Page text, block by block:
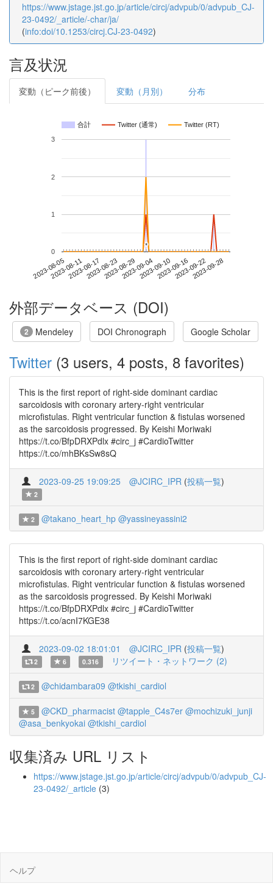
https://www.jstage.jst.go.jp/article/circj/advpub/0/advpub_CJ-
23-0492/_article/-char/ja/
(info:doi/10.1253/circj.CJ-23-0492)
言及状況
変動（ピーク前後） 変動（月別） 分布
合計 Twitter (通常) Twitter (RT)
2023-08-052023-08-112023-08-172023-08-232023-08-292023-09-042023-09-102023-09-162023-09-222023-09-28
0
1
2
3
*
*
外部データベース (DOI)
2 Mendeley DOI Chronograph Google Scholar
Twitter (3 users, 4 posts, 8 favorites)
This is the first report of right-side dominant cardiac
sarcoidosis with coronary artery-right ventricular
microfistulas. Right ventricular function & fistulas worsened
as the sarcoidosis progressed. By Keishi Moriwaki
https://t.co/BfpDRXPdlx #circ_j #CardioTwitter
https://t.co/mhBKsSw8sQ
2023-09-25 19:09:25 @JCIRC_IPR (投稿一覧)
2
2 @takano_heart_hp @yassineyassini2
This is the first report of right-side dominant cardiac
sarcoidosis with coronary artery-right ventricular
microfistulas. Right ventricular function & fistulas worsened
as the sarcoidosis progressed. By Keishi Moriwaki
https://t.co/BfpDRXPdlx #circ_j #CardioTwitter
https://t.co/acnI7KGE38
2023-09-02 18:01:01 @JCIRC_IPR (投稿一覧)
2 6 0.316 リツイート・ネットワーク (2)
2 @chidambara09 @tkishi_cardiol
5 @CKD_pharmacist @tapple_C4s7er @mochizuki_junji
@asa_benkyokai @tkishi_cardiol
収集済み URL リスト
https://www.jstage.jst.go.jp/article/circj/advpub/0/advpub_CJ-
23-0492/_article (3)
ヘルプ